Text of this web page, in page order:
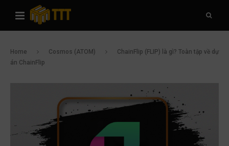
Home Cosmos (ATOM)
ChainFlip (FLIP) là gì? Toàn tập về dự
án ChainFlip